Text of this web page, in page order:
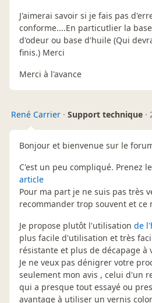
J'aimerai savoir si je fais pas
conforme....En particutlier la
d'odeur ou base d'huile (Qui
finis.) Merci
Merci à l'avance
René Carrier · Support technique ·
Bonjour et bienvenue sur le
C'est un peu compliqué. Prenez
article
Pour ma part je ne suis pas très
recommander trop souvent et ce
Je propose plutôt l'utilisation de
plus facile d'utilisation et très
résistante et plus de décapage à
Je ne veux pas dénigrer votre
seulement mon avis , celui d'un
qui a presque tout essayé ou
avantage à utiliser un vernis